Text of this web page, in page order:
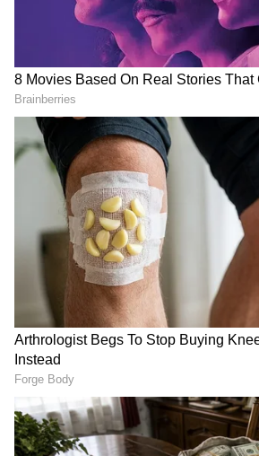
DOWNLOAD APP
RECOMMENDED STORIES